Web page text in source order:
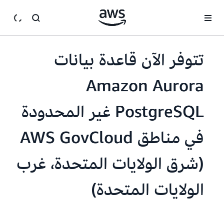
تتوفر الآن قاعدة بيانات
Amazon Aurora
PostgreSQL غير المحدودة
في مناطق AWS GovCloud
(شرق الولايات المتحدة، غرب
الولايات المتحدة)